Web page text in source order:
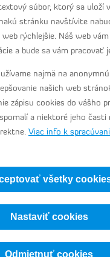
súbor, ktorý sa uloží
stránku navštívite
rýchlejšie. Náš web
a bude sa vám pracovať
najmä na
našich web
zápisu cookies do vášho
a niektoré jeho časti
Viac info k
a automatizačná
zemného plynu
2010 - 2026 © Stendhal s.r.o.